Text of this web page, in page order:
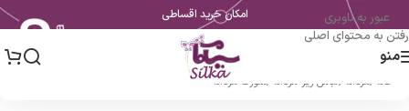
عبور به ناوبری
رفتن به محتوای اصلی
امکان خرید اقساطی
منو
خانه /مردانه /لباس زیر مردانه /شورت مردانه